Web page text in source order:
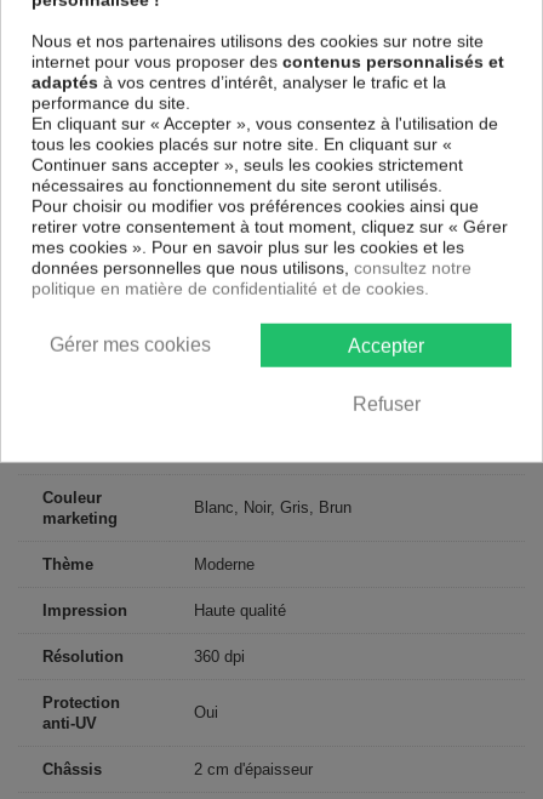
avec des détails parfaitement reproduits. Grâce à une impression sur
tous les cotés et une toile tendue sur un châssis fait de matériaux
respectueux de l'environnement, vous pourrez suspendre le tableau
immédiatement sans avoir à l'encadrer.
Le Tableau Abstrait Brainy Moose (1 Part) Vertical
rayons UV, inodore et 100 % sûr, parfait même pour la chambre à
coucher et la chambre des enfants.
Notre large choix de tableaux tendances et modernes constituent un
moyen simple et pas cher de donner une nouvelle touche à vos
intérieurs, il y en a pour tous les goût.
Descriptif technique
Matériaux MDF
Couleur
marketing
Blanc, Noir, Gris, Brun
Thème Moderne
Impression Haute qualité
Résolution 360 dpi
Protection
anti-UV
Oui
Châssis 2 cm d'épaisseur
Nous et nos partenaires utilisons des cookies sur notre site
internet pour vous proposer des contenus personnalisés et
adaptés à vos centres d’intérêt, analyser le trafic et la
performance du site.
En cliquant sur « Accepter », vous consentez à l'utilisation de
tous les cookies placés sur notre site. En cliquant sur «
Continuer sans accepter », seuls les cookies strictement
nécessaires au fonctionnement du site seront utilisés.
Pour choisir ou modifier vos préférences cookies ainsi que
retirer votre consentement à tout moment, cliquez sur « Gérer
mes cookies ». Pour en savoir plus sur les cookies et les
données personnelles que nous utilisons, consultez notre
politique en matière de confidentialité et de cookies.
Accepter
Refuser
Gérer mes cookies